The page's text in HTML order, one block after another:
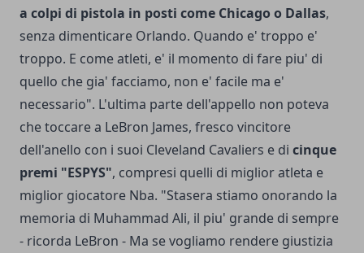
a colpi di pistola in posti come Chicago o Dallas,
senza dimenticare Orlando. Quando e' troppo e'
troppo. E come atleti, e' il momento di fare piu' di
quello che gia' facciamo, non e' facile ma e'
necessario". L'ultima parte dell'appello non poteva
che toccare a LeBron James, fresco vincitore
dell'anello con i suoi Cleveland Cavaliers e di cinque
premi "ESPYS", compresi quelli di miglior atleta e
miglior giocatore Nba. "Stasera stiamo onorando la
memoria di Muhammad Ali, il piu' grande di sempre
- ricorda LeBron - Ma se vogliamo rendere giustizia